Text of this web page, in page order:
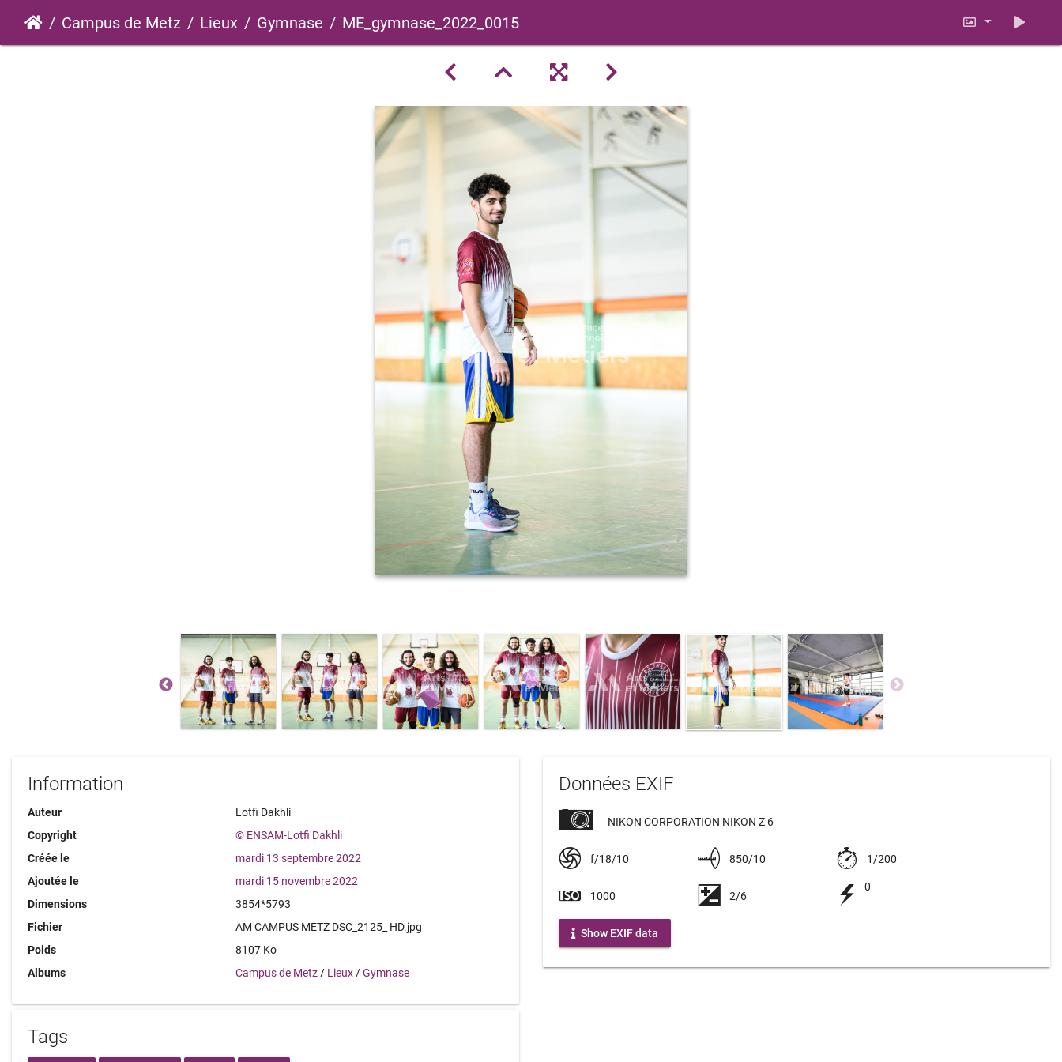
Campus de Metz Lieux Gymnase ME_gymnase_2022_0015
Information
Auteur
Lotfi Dakhli
Copyright
© ENSAM-Lotfi Dakhli
Créée le
mardi 13 septembre 2022
Ajoutée le
mardi 15 novembre 2022
Dimensions
3854*5793
Fichier
AM CAMPUS METZ DSC_2125_ HD.jpg
Poids
8107 Ko
Albums
Campus de Metz / Lieux /Gymnase
Tags
Données EXIF
NIKON CORPORATION NIKON Z 6
f/18/10 850/10 1/200
1000 2/6
0
Show EXIF data